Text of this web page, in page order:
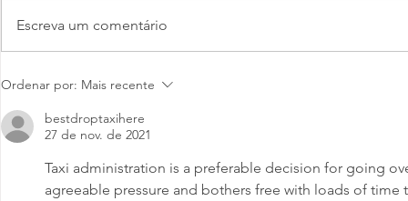
Pesquisa da Deloitte revela
agenda de DE&I nas
organizações brasileiras
inclusão na
Escreva um comentário
Ordenar por: Mais recente
bestdroptaxihere
27 de nov. de 2021
Taxi administration is a preferable decision for going
agreeable pressure and bothers free with loads of time